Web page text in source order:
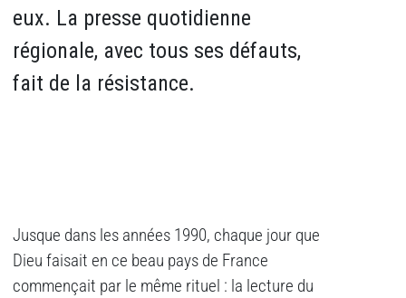
eux. La presse quotidienne
régionale, avec tous ses défauts,
fait de la résistance.
Jusque dans les années 1990, chaque jour que
Dieu faisait en ce beau pays de France
commençait par le même rituel : la lecture du